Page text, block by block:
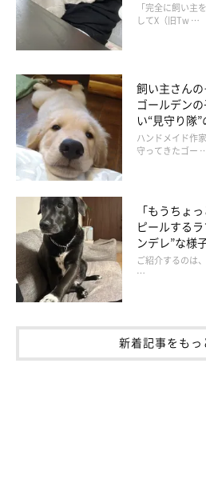
今となっては日々のお散歩を楽しん
すが、お迎えした当初はお散歩に行
当時のことを、飼い主さんはこう語
飼い主さん：
「初めて見るモノ、新しい環境や音
たり、周囲をじっと観察して固まっ
ても臆病な面があり、雷や花火の音
は工事の大きな音や飛行機の音も怖
っ張ります」
主さんのスピードに合わせて歩いて
と。
「完全に飼い主
してX（旧Tw …
飼い主さん
ゴールデン
い“見守り隊
ハンドメイド作
守ってきたゴー
「もうちょ
ピールする
ンデレ”な様
ご紹介するのは
…
新着記事をもっ